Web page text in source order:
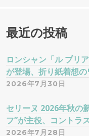
ゲ
ー
シ
ョ
ン
最近の投稿
ロンシャン「ル プリ
が登場、折り紙着想
2026年7月30日
セリーヌ 2026年秋の
フ”が主役、コントラ
2026年7月28日